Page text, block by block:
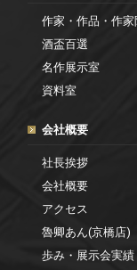
作家・作品・作家
酒盃百選
名作展示室
資料室
会社概要
社長挨拶
会社概要
アクセス
魯卿あん(京橋店)
歩み・展示会実績